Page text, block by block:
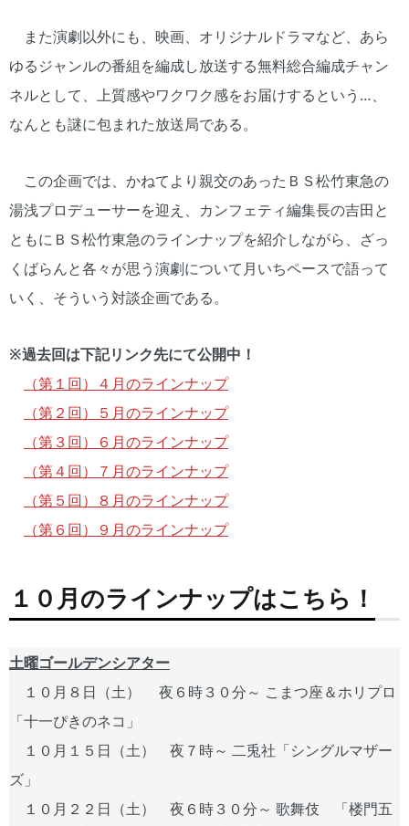
また演劇以外にも、映画、オリジナルドラマなど、あら
ゆるジャンルの番組を編成し放送する無料総合編成チャン
ネルとして、上質感やワクワク感をお届けするという…、
なんとも謎に包まれた放送局である。
この企画では、かねてより親交のあったＢＳ松竹東急の
湯浅プロデューサーを迎え、カンフェティ編集長の吉田と
ともにＢＳ松竹東急のラインナップを紹介しながら、ざっ
くばらんと各々が思う演劇について月いちペースで語って
いく、そういう対談企画である。
※過去回は下記リンク先にて公開中！
（第１回）４月のラインナップ
（第２回）５月のラインナップ
（第３回）６月のラインナップ
（第４回）７月のラインナップ
（第５回）８月のラインナップ
（第６回）９月のラインナップ
１０月のラインナップはこちら！
土曜ゴールデンシアター
１０月８日（土） 夜６時３０分～ こまつ座＆ホリプロ
「十一ぴきのネコ」
１０月１５日（土） 夜７時～ 二兎社「シングルマザー
ズ」
１０月２２日（土） 夜６時３０分～ 歌舞伎 「楼門五